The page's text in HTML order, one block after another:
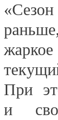
При
и